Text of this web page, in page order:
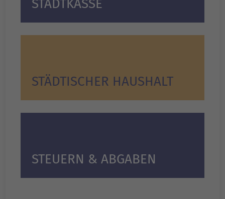
STADT­KASSE
STÄDTISCHER HAUSHALT
STEUERN & ABGABEN